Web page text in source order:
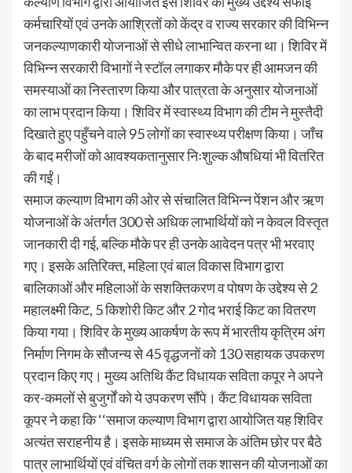
कर्मचारियों एवं उनके आश्रितों को केंद्र व राज्य सरकार की विभिन्न
जनकल्याणकारी योजनाओं से सीधे लाभान्वित करना था। शिविर में
विभिन्न सरकारी विभागों ने स्टॉल लगाकर मौके पर ही आमजन की
समस्याओं का निस्तारण किया और पात्रता के अनुसार योजनाओं
का लाभ प्रदान किया। शिविर में स्वास्थ्य विभाग की टीम ने मुस्तैदी
दिखाते हुए पहुँचने वाले 95 लोगों का स्वास्थ्य परीक्षण किया। जाँच
के बाद मरीजों को आवश्यकतानुसार निःशुल्क औषधियां भी वितरित
की गईं।
समाज कल्याण विभाग की ओर से संचालित विभिन्न पेंशन और ऋण
योजनाओं के अंतर्गत 300 से अधिक लाभार्थियों को न केवल विस्तृत
जानकारी दी गई, बल्कि मौके पर ही उनके आवेदन पत्र भी भरवाए
गए। इसके अतिरिक्त, महिला एवं बाल विकास विभाग द्वारा
बालिकाओं और महिलाओं के सशक्तिकरण व पोषण के उद्देश्य से 2
महालक्ष्मी किट, 5 किशोरी किट और 2 गोद भराई किट का वितरण
किया गया। शिविर के मुख्य आकर्षण के रूप में भारतीय कृत्रिम अंग
निर्माण निगम के सौजन्य से 45 वृद्धजनों को 130 सहायक उपकरण
प्रदान किए गए। मुख्य अतिथि कैंट विधायक सविता कपूर ने अपने
कर-कमलों से बुजुर्गों को ये उपकरण सौंपे। कैंट विधायक सविता
कूपर ने कहा कि ‘‘समाज कल्याण विभाग द्वारा आयोजित यह शिविर
अत्यंत सराहनीय है। इसके माध्यम से समाज के अंतिम छोर पर बैठे
पात्र लाभार्थियों एवं वंचित वर्ग के लोगों तक शासन की योजनाओं का